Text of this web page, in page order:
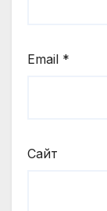
Email *
Сайт